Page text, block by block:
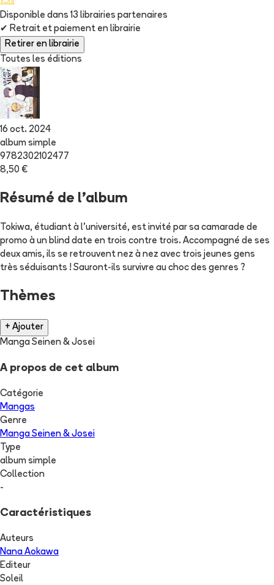
Disponible dans 13 librairies partenaires
✔ Retrait et paiement en librairie
Retirer en librairie
Toutes les éditions
16 oct. 2024
album simple
9782302102477
8,50 €
Résumé de l'album
Tokiwa, étudiant à l'université, est invité par sa camarade de
promo à un blind date en trois contre trois. Accompagné de ses
deux amis, ils se retrouvent nez à nez avec trois jeunes gens
très séduisants ! Sauront-ils survivre au choc des genres ?
Thèmes
+ Ajouter
Manga Seinen & Josei
A propos de cet album
Catégorie
Mangas
Genre
Manga Seinen & Josei
Type
album simple
Collection
-
Caractéristiques
Auteurs
Nana Aokawa
Editeur
Soleil